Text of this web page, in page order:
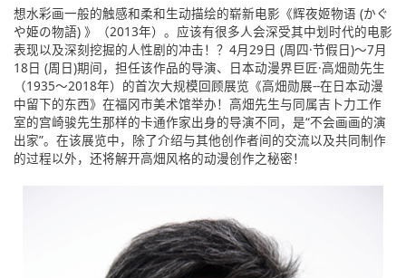
想水彩画一般的触感和柔和生动描绘的崭新电影《辉夜姬物语 (かぐ
や姫の物語) 》（2013年）。应该有很多人会深受其中划时代的电影
表现以及深刻挖掘的人性剧的冲击！？4月29日 (周四·节假日)～7月
18日 (周日)期间，担任该作品的导演、日本动漫界巨匠·高畑勋先生
（1935～2018年）的首次大规模回顾展览《高畑勋展--在日本动漫
中留下的东西》在福冈市美术馆举办！高畑先生与同属吉卜力工作
室的宫崎骏先生那样的卡通作家出身的导演不同，是“不会画画的演
出家”。在该展览中，除了介绍与其他创作者间的交流以及共同制作
的过程以外，还将解开高畑风格的动漫创作之秘密！